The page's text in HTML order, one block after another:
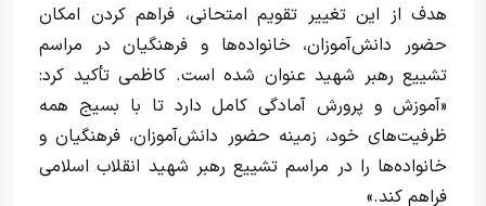
هدف از این تغییر تقویم امتحانی، فراهم کردن امکان
حضور دانش‌آموزان، خانواده‌ها و فرهنگیان در مراسم
تشییع رهبر شهید عنوان شده است. کاظمی تأکید کرد:
«آموزش و پرورش آمادگی کامل دارد تا با بسیج همه
ظرفیت‌های خود، زمینه حضور دانش‌آموزان، فرهنگیان و
خانواده‌ها را در مراسم تشییع رهبر شهید انقلاب اسلامی
فراهم کند.»